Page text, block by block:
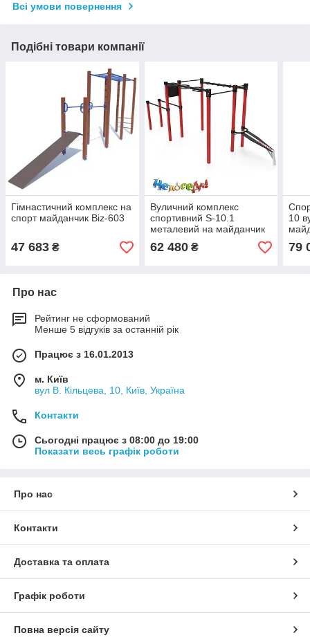
Всі умови повернення
Подібні товари компанії
Гімнастичний комплекс на
спорт майданчик Biz-603
47 683 ₴
Вуличний комплекс
спортивний S-10.1
металевий на майданчик
62 480₴
10
79
Про нас
Рейтинг не сформований
Менше 5 відгуків за останній рік
Працює з 16.01.2013
м. Київ
вул В. Кільцева, 10, Київ, Україна
Контакти
Сьогодні працює з 08:00 до 19:00
Показати весь графік роботи
Про нас
Контакти
Доставка та оплата
Графік роботи
Повна версія сайту